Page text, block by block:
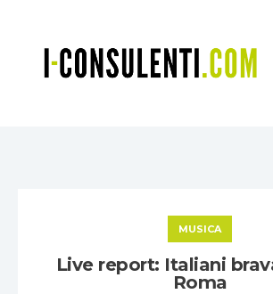
MUSICA
Live report: Italiani
Roma